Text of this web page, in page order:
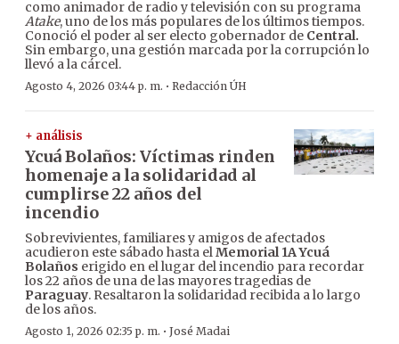
como animador de radio y televisión con su programa
Atake, uno de los más populares de los últimos tiempos.
Conoció el poder al ser electo gobernador de Central.
Sin embargo, una gestión marcada por la corrupción lo
llevó a la cárcel.
Agosto 4, 2026 03:44 p. m. · Redacción ÚH
+ análisis
Ycuá Bolaños: Víctimas rinden
homenaje a la solidaridad al
cumplirse 22 años del
incendio
Sobrevivientes, familiares y amigos de afectados
acudieron este sábado hasta elMemorial 1A Ycuá
Bolaños erigido en el lugar del incendio para recordar
los 22 años de una de las mayores tragedias de
Paraguay. Resaltaron la solidaridad recibida a lo largo
de los años.
Agosto 1, 2026 02:35 p. m. · José Madai